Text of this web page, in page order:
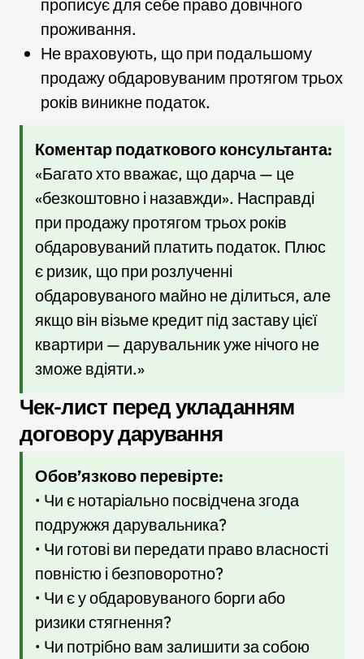
прописує для себе право довічного
проживання.
Не враховують, що при подальшому
продажу обдаровуваним протягом трьох
років виникне податок.
Коментар податкового консультанта:
«Багато хто вважає, що дарча — це
«безкоштовно і назавжди». Насправді
при продажу протягом трьох років
обдаровуваний платить податок. Плюс
є ризик, що при розлученні
обдаровуваного майно не ділиться, але
якщо він візьме кредит під заставу цієї
квартири — дарувальник уже нічого не
зможе вдіяти.»
Чек-лист перед укладанням
договору дарування
Обов’язково перевірте:
• Чи є нотаріально посвідчена згода
подружжя дарувальника?
• Чи готові ви передати право власності
повністю і безповоротно?
• Чи є у обдаровуваного борги або
ризики стягнення?
• Чи потрібно вам залишити за собою